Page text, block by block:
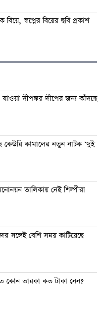
বিয়ে, স্বপ্নের বিয়ের ছবি প্রকাশ
দীপঙ্কর দীপের জন্য কাঁদছে
কেউরি কামালের নতুন নাটক ‘দুই
তালিকায় নেই শিল্পীরা
সঙ্গেই বেশি সময় কাটিয়েছে
কোন তারকা কত টাকা নেন?